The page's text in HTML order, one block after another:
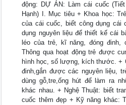
động: DỰ ÁN: Làm cái cuốc
Hạnh) I. Mục tiêu + Khoa học:
của cái cuốc, biết công dụng
dụng nguyên liệu để thiết kế cái
léo của trẻ, kĩ năng, đóng đinh,
Thông qua hoạt động trẻ được
hình học, số lượng, kích thước. +
đinh,gắn được các nguyên liệu,
dùng gỗ,tre,ống hút để làm ra
khác nhau. + Nghệ Thuật: biết
cuốc thêm đẹp + Kỹ năng khác: